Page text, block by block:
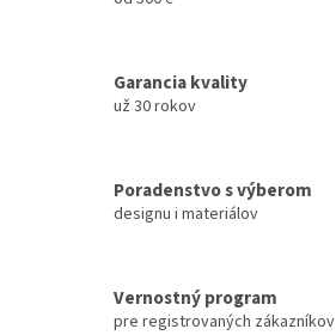
Garancia kvality
už 30 rokov
Poradenstvo s výberom
designu i materiálov
Vernostný program
pre registrovaných zákazníkov